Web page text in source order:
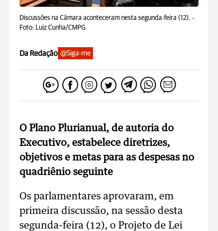
Discussões na Câmara aconteceram nesta segunda-feira (12). -
Foto: Luiz Cunha/CMPG
Da Redação @Siga-me
O Plano Plurianual, de autoria do
Executivo, estabelece diretrizes,
objetivos e metas para as despesas no
quadriênio seguinte
Os parlamentares aprovaram, em
primeira discussão, na sessão desta
segunda-feira (12), o Projeto de Lei